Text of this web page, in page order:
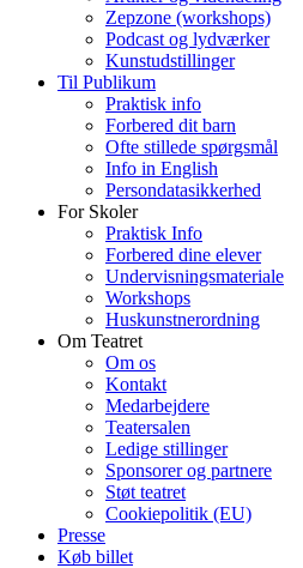
Zepzone (workshops)
Podcast og lydværker
Kunstudstillinger
Til Publikum
Praktisk info
Forbered dit barn
Ofte stillede spørgsmål
Info in English
Persondatasikkerhed
For Skoler
Praktisk Info
Forbered dine elever
Undervisningsmateriale
Workshops
Huskunstnerordning
Om Teatret
Om os
Kontakt
Medarbejdere
Teatersalen
Ledige stillinger
Sponsorer og partnere
Støt teatret
Cookiepolitik (EU)
Presse
Køb billet